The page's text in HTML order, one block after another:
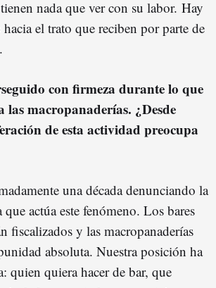
nada que ver con su labor. Hay
el trato que reciben por parte de
con firmeza durante lo que
las macropanaderías. ¿Desde
de esta actividad preocupa
una década denunciando la
actúa este fenómeno. Los bares
fiscalizados y las macropanaderías
absoluta. Nuestra posición ha
quien quiera hacer de bar, que